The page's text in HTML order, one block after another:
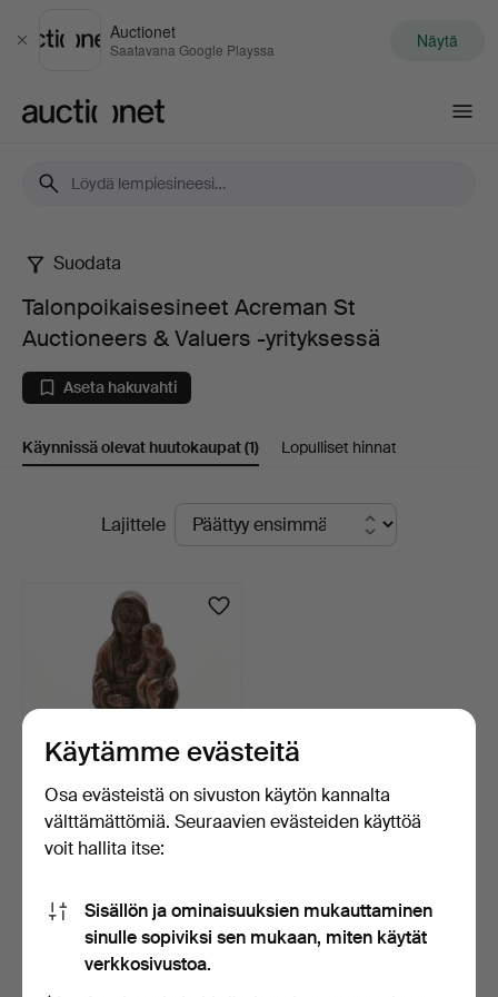
Sulje
Auctionet
Saatavana Google Playssa Näytä
Talonpoikaisesineet
Acreman
St
Auctioneers
Valuers
yrityksessä
Suodata
Talonpoikaisesineet Acreman St
Auctioneers & Valuers -yrityksessä
Aseta hakuvahti
Käynnissä olevat huutokaupat(1) Lopulliset hinnat
Käynnissä
huutokaupat
Lajittele
KÄSINVEISTETTY
USKONNOLLINEN
196 USD
Aseta hakuvahti
Käytämme evästeitä
Osa evästeistä on sivuston käytön kannalta
välttämättömiä. Seuraavien evästeiden käyttöä
voit hallita itse:
Sisällön ja ominaisuuksien mukauttaminen
sinulle sopiviksi sen mukaan, miten käytät
verkkosivustoa.